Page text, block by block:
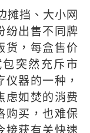
摊挡、大小网
纷出售不同牌
货，每盒售价
突然充斥市
器的一种，
虑如焚的消费
购买，也难保
接获有关快速